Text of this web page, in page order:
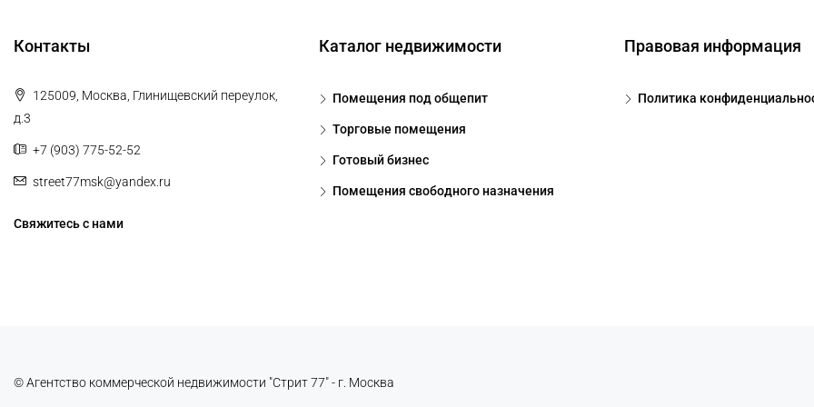
Контакты
125009, Москва, Глинищевский переулок,
д.3
+7 (903) 775-52-52
street77msk@yandex.ru
Свяжитесь с нами
Каталог недвижимости
Помещения под общепит
Торговые помещения
Готовый бизнес
Помещения свободного назначения
Правовая информация
Политика
© Агентство коммерческой недвижимости "Стрит 77" - г. Москва